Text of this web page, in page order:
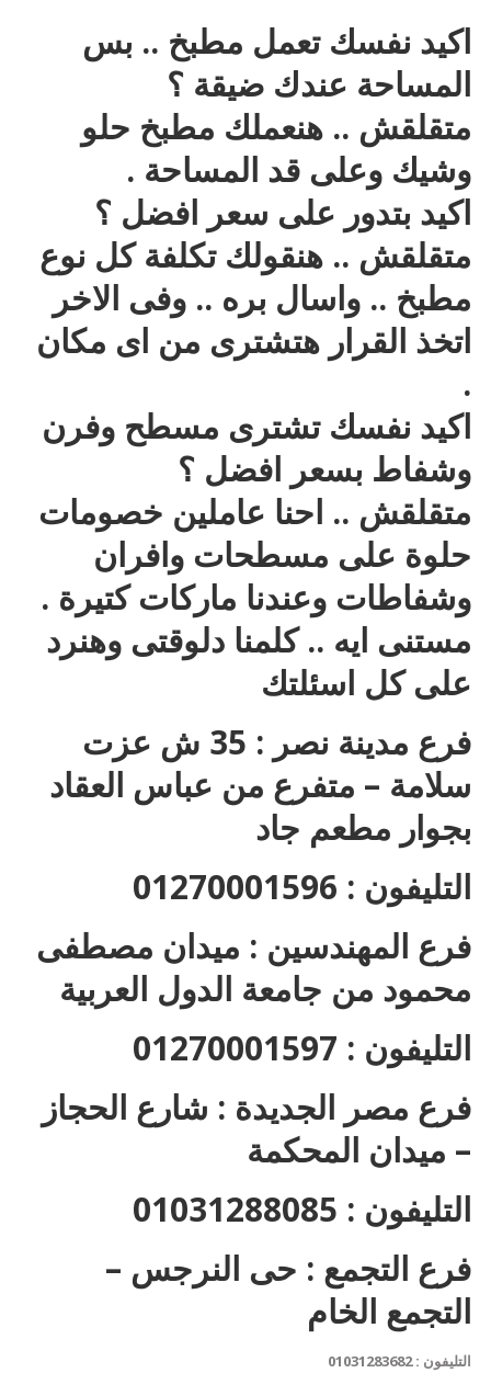
اكيد نفسك تعمل مطبخ .. بس
المساحة عندك ضيقة ؟
متقلقش .. هنعملك مطبخ حلو
وشيك وعلى قد المساحة .
اكيد بتدور على سعر افضل ؟
متقلقش .. هنقولك تكلفة كل نوع
مطبخ .. واسال بره .. وفى الاخر
اتخذ القرار هتشترى من اى مكان
.
اكيد نفسك تشترى مسطح وفرن
وشفاط بسعر افضل ؟
متقلقش .. احنا عاملين خصومات
حلوة على مسطحات وافران
وشفاطات وعندنا ماركات كتيرة .
مستنى ايه .. كلمنا دلوقتى وهنرد
على كل اسئلتك
فرع مدينة نصر : 35 ش عزت
سلامة – متفرع من عباس العقاد
بجوار مطعم جاد
التليفون : 01270001596
فرع المهندسين : ميدان مصطفى
محمود من جامعة الدول العربية
التليفون : 01270001597
فرع مصر الجديدة : شارع الحجاز
– ميدان المحكمة
التليفون : 01031288085
فرع التجمع : حى النرجس –
التجمع الخام
التليفون : 01031283682